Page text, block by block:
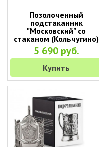
Позолоченный
подстаканник
"Московский" со
стаканом (Кольчугино)
5 690 руб.
Купить